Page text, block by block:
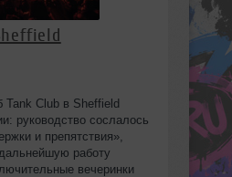
Tank Club в Sheffield
руководство сослалось
и препятствия»,
работу
вечеринки